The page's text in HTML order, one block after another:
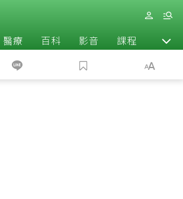
醫療 百科 影音 課程 退休